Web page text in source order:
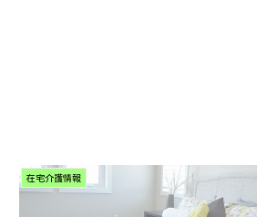
在宅介護情報